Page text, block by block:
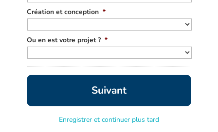
Création et conception *
Ou en est votre projet ? *
Enregistrer et continuer plus tard